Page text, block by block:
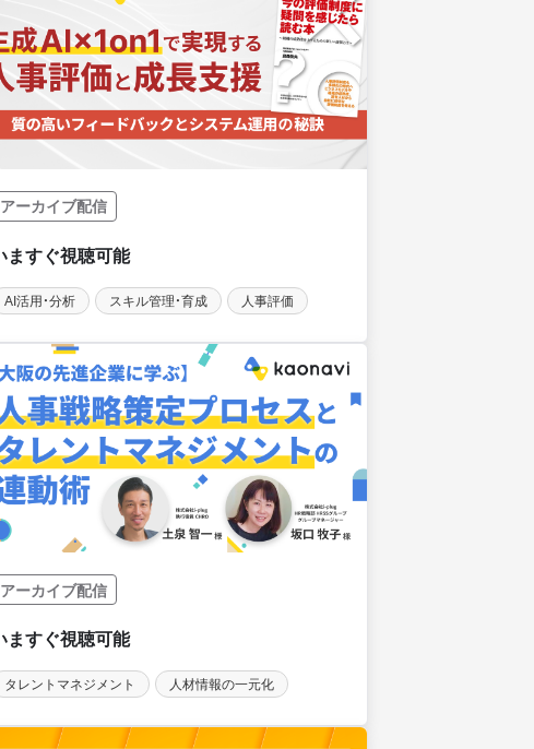
アーカイブ配信
AI活用・分析 スキル管理・育成 人事評価
アーカイブ配信
タレントマネジメント 人材情報の一元化